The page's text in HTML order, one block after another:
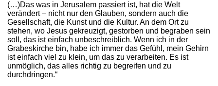
(…)Das was in Jerusalem passiert ist, hat die Welt
verändert – nicht nur den Glauben, sondern auch die
Gesellschaft, die Kunst und die Kultur. An dem Ort zu
stehen, wo Jesus gekreuzigt, gestorben und begraben sein
soll, das ist einfach unbeschreiblich. Wenn ich in der
Grabeskirche bin, habe ich immer das Gefühl, mein Gehirn
ist einfach viel zu klein, um das zu verarbeiten. Es ist
unmöglich, das alles richtig zu begreifen und zu
durchdringen.“